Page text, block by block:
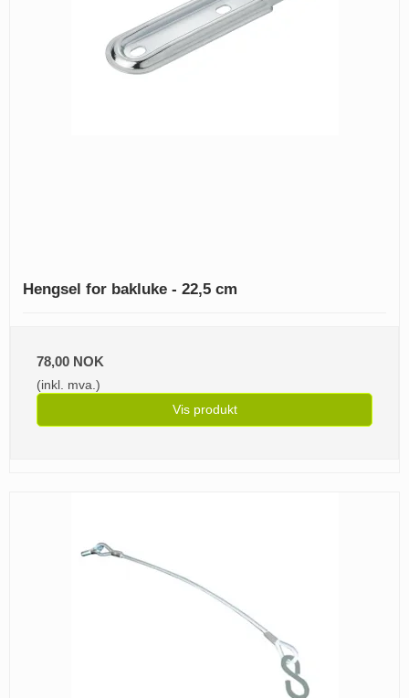
Hengsel for bakluke - 22,5 cm
78,00 NOK
(inkl. mva.)
Vis produkt